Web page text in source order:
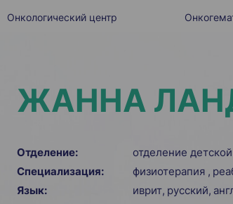
Онкологический центр
ЖАННА
Отделение:
отделение
Специализация:
физиотерапия
Язык:
иврит русский